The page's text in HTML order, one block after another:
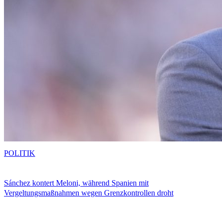
Sánchez kontert Meloni, während Spanien mit
Vergeltungsmaßnahmen wegen Grenzkontrollen droht
POLITIK